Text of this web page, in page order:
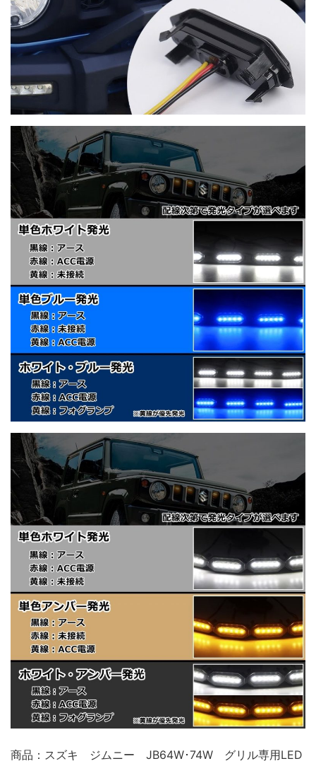
商品：スズキ ジムニー JB64W･74W グリル専用LED